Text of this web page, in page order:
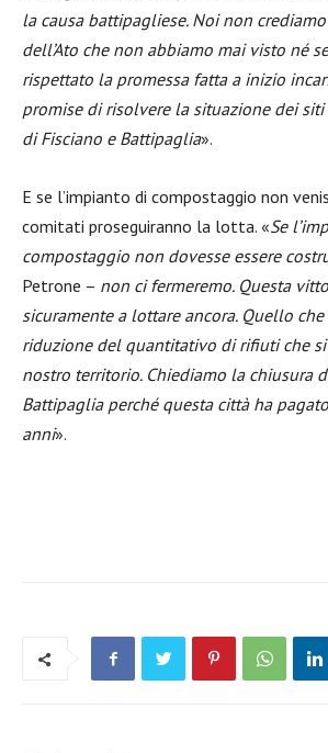
la causa battipagliese. Noi non
dell’Ato che non abbiamo mai visto né
rispettato la promessa fatta a inizio
promise di risolvere la situazione dei
di Fisciano e Battipaglia».
E se l’impianto di compostaggio non
comitati proseguiranno la lotta. «Se
compostaggio non dovesse essere
Petrone – non ci fermeremo. Questa
sicuramente a lottare ancora. Quello
riduzione del quantitativo di rifiuti che
nostro territorio. Chiediamo la chiusura
Battipaglia perché questa città ha
anni».